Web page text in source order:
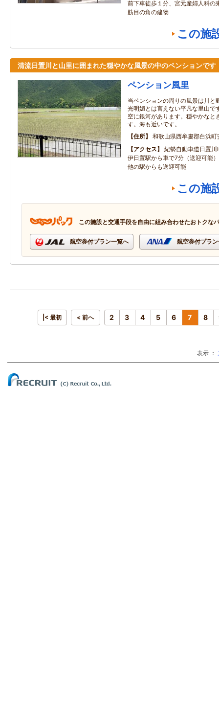
前下車徒歩１分、宮元産婦人科の
筋目の角の建物
この施
清流日置川と山里に囲まれた穏やかな風景の中のペンションです
ペンション風里
当ペンションの周りの風景は川と
光明媚とは言えない平凡な里山で
空に銀河があります。穏やかなと
す。海も近いです。
住所
和歌山県西牟婁郡白浜町
アクセス
紀勢自動車道日置
伊日置駅から車で7分（送迎可能
他の駅からも送迎可能
この施
この施設と交通手段を自由に組み合わせたおトクな
航空券付プラン一覧へ 航空券付プラ
|< 最初 < 前へ 2 3 4 5 6 7 8
表示 ：